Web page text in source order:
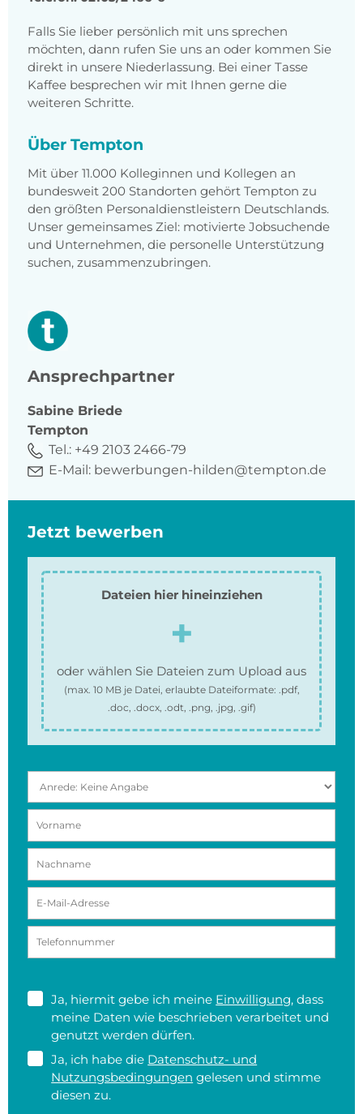
Falls Sie lieber persönlich mit uns sprechen
möchten, dann rufen Sie uns an oder kommen Sie
direkt in unsere Niederlassung. Bei einer Tasse
Kaffee besprechen wir mit Ihnen gerne die
weiteren Schritte.
Über Tempton
Mit über 11.000 Kolleginnen und Kollegen an
bundesweit 200 Standorten gehört Tempton zu
den größten Personaldienstleistern Deutschlands.
Unser gemeinsames Ziel: motivierte Jobsuchende
und Unternehmen, die personelle Unterstützung
suchen, zusammenzubringen.
Ansprechpartner
Sabine Briede
Tempton
Tel.: +49 2103 2466-79
E-Mail: bewerbungen-hilden@tempton.de
Jetzt bewerben
Dateien hier hineinziehen
oder wählen Sie Dateien zum Upload aus
(max. 10 MBje Datei, erlaubte Dateiformate: .pdf,
.doc, .docx, .odt, .png, .jpg, .gif)
Ja, hiermit gebe ich meine Einwilligung, dass
meine Daten wie beschrieben verarbeitet und
genutzt werden dürfen.
Ja, ich habe die Datenschutz- und
Nutzungsbedingungen gelesen und stimme
diesen zu.